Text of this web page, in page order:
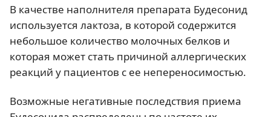
В качестве наполнителя препарата Будесонид
используется лактоза, в которой содержится
небольшое количество молочных белков и
которая может стать причиной аллергических
реакций у пациентов с ее непереносимостью.
Возможные негативные последствия приема